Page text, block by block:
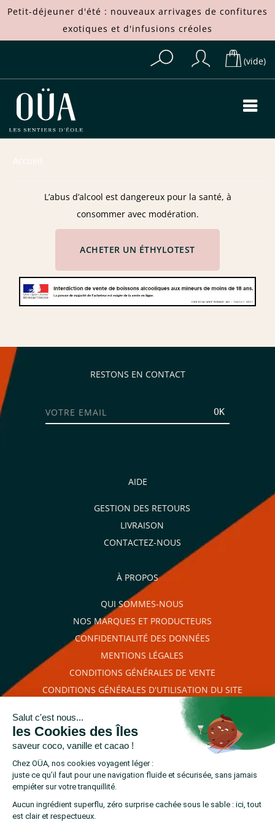
Petit-déjeuner d'été : nouveaux arrivages de confitures
exotiques et d'infusions créoles
(vide)
L’abus d’alcool est dangereux pour la santé, à
consommer avec modération.
ACHETER UN ÉTHYLOTEST
RESTONS EN CONTACT
OK
AIDE
GESTION DES RETOURS
LIVRAISON
CONTACTEZ-NOUS
À PROPOS
QUI SOMMES-NOUS
NOS MARQUES ET PRODUCTEURS
CONFIDENTIALITÉ DES DONNÉES
MENTIONS LÉGALES
CONDITIONS GÉNÉRALES DE VENTE
CONDITIONS GÉNÉRALES D'UTILISATION DU SITE
RETROUVEZ-NOUS SUR
Je consens aussi à recevoir les offres
règles de
conditions d'utilisation